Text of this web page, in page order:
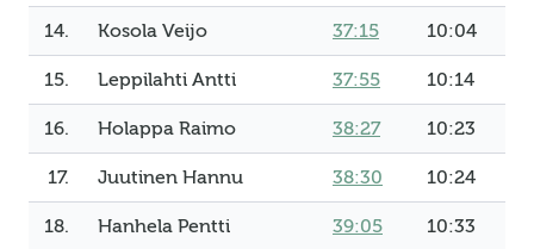
14. Kosola Veijo 37:15 10:04
15. Leppilahti Antti 37:55 10:14
16. Holappa Raimo 38:27 10:23
17. Juutinen Hannu 38:30 10:24
18. Hanhela Pentti 39:05 10:33